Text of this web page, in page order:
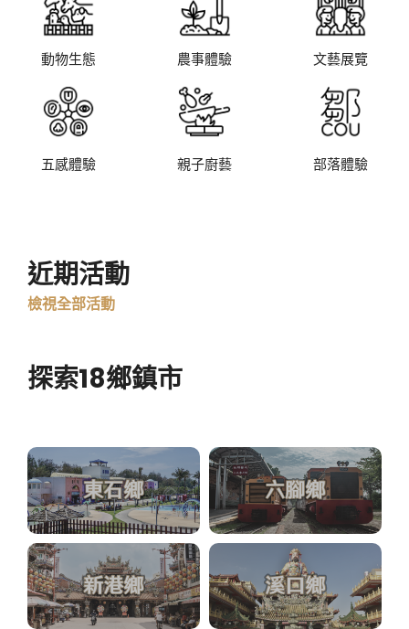
動物生態 農事體驗 文藝展覽
五感體驗 親子廚藝 部落體驗
近期活動
檢視全部活動
探索18鄉鎮市